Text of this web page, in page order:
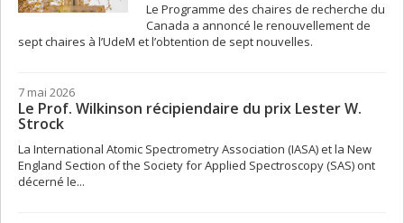
Le Programme des chaires de recherche du
Canada a annoncé le renouvellement de
sept chaires à l’UdeM et l’obtention de sept nouvelles.
7 mai 2026
Le Prof. Wilkinson récipiendaire du prix Lester W.
Strock
La International Atomic Spectrometry Association (IASA) et la New
England Section of the Society for Applied Spectroscopy (SAS) ont
décerné le...